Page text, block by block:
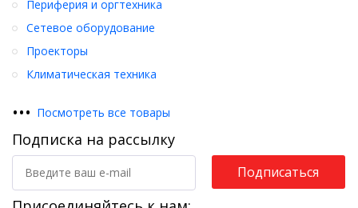
Периферия и оргтехника
Сетевое оборудование
Проекторы
Климатическая техника
••• Посмотреть все товары
Подписка на рассылку
Подписаться